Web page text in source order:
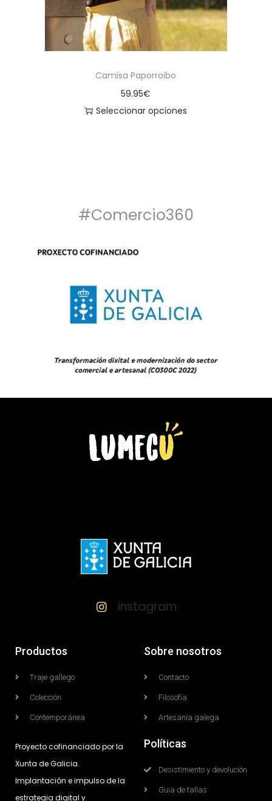
Camisa Paporroibo
59.95€
Seleccionar opciones
#Comercio360
Traje gallego
Colección
Contacto
Filosofía
Proyecto cofinanciado por la
Xunta de Galicia.
Implantación e impulso de la
Desistimiento y devolución